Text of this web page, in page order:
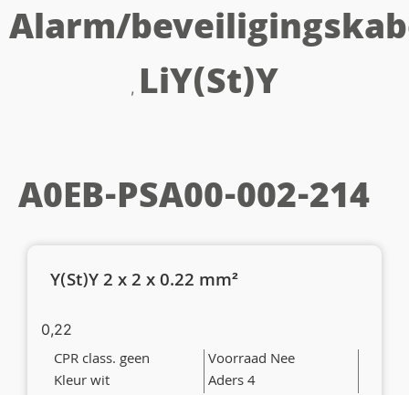
Alarm/
, LiY(St)Y
A0EB-PSA00-002-214
Y(St)Y 2 x 2 x 0.22 mm²
0,22
CPR class. geen
Voorraad Nee
Kleur wit
Aders 4